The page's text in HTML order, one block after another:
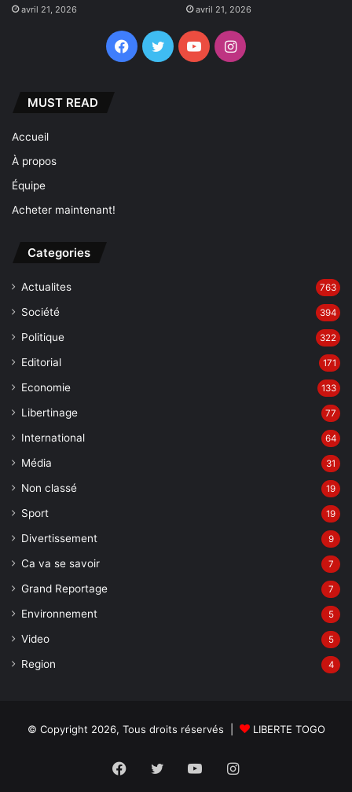
avril 21, 2026 avril 21, 2026
Facebook
TwitterYouTubeInstagram
MUST READ
Accueil
À propos
Équipe
Acheter maintenant!
Categories
Actualites 763
Société 394
Politique 322
Editorial 171
Economie 133
Libertinage 77
International 64
Média 31
Non classé 19
Sport 19
Divertissement 9
Ca va se savoir 7
Grand Reportage 7
Environnement 5
Video 5
Region 4
© Copyright 2026, Tous droits réservés | LIBERTE TOGO
Facebook
Twitter YouTubeInstagram